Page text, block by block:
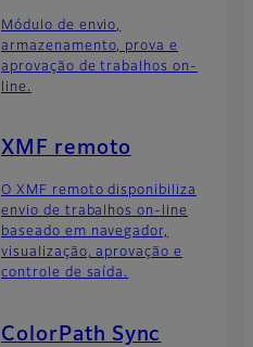
Módulo de envio,
armazenamento, prova e
aprovação de trabalhos on-
line.
XMF remoto
O XMF remoto disponibiliza
envio de trabalhos on-line
baseado em navegador,
visualização, aprovação e
controle de saída.
ColorPath Sync